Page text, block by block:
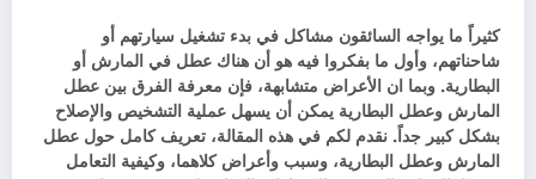
كثيراً ما يواجه السائقون مشاكل في بدء تشغيل سيارتهم أو
شاحناتهم، وأول ما بفكروا فيه هو أن هناك عطل في المارش أو
البطارية. وبما ان الأعراض متشابهة، فإن معرفة الفرق بين عطل
المارش وعطل البطارية يمكن أن يسهل عملية التشخيص والإصلاح
بشكل كبير جداً. نقدم لكم في هذه المقالة، تعريف كامل حول عطل
المارش وعطل البطارية، وسبب وأعراض كلاهما، وكيفية التعامل